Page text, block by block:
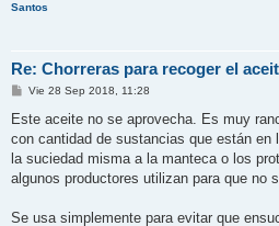
Santos
Re: Chorreras para recoger el
M
n
a
Vie 28 Sep 2018, 11:28
Este aceite no se aprovecha. Es muy
con cantidad de sustancias que están en
la suciedad misma a la manteca o los
algunos productores utilizan para que no
Se usa simplemente para evitar que